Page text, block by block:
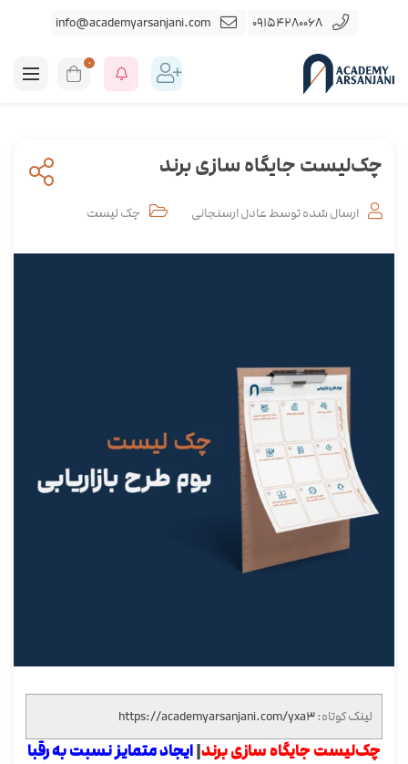
09154280068
info@academyarsanjani.com
0
چک‌لیست جایگاه سازی برند
ارسال شده توسط عادل ارسنجانی چک لیست
لینک کوتاه:https://academyarsanjani.com/yxa3
چک‌لیست جایگاه سازی برند|ایجاد متمایز نسبت به رقبا